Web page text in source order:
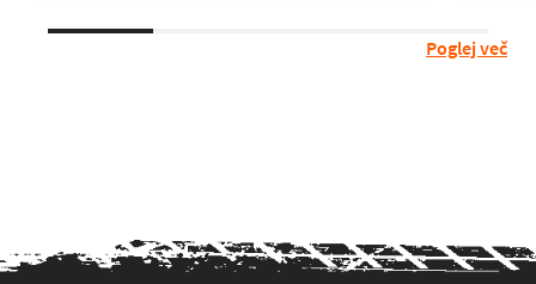
Poglej več